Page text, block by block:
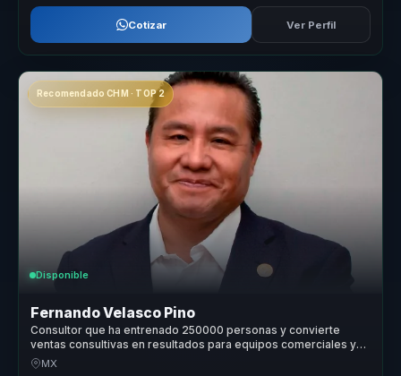
Cotizar Ver Perfil
Recomendado CHM · TOP 2
Disponible
Fernando Velasco Pino
Consultor que ha entrenado 250000 personas y convierte
ventas consultivas en resultados para equipos comerciales y
lideres.
MX